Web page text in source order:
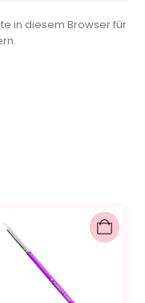
in diesem Browser für